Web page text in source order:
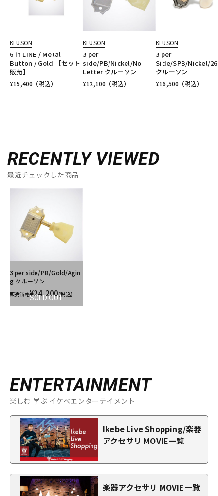
KLUSON
6 in LINE / Metal
Button / Gold 【セット
販売】
¥15,400 （税込）
KLUSON
3 per
side/PB/Nickel/No
Letter クルーソン
¥12,100 （税込）
KLUSON
3 per
Side/SPB/Nickel/
クルーソン
¥16,500 （税込）
RECENTLY VIEWED
最近チェックした商品
SOLD OUT
3 per side/PB/Gold/Agin
g クルーソン
販売価格¥24,200(税込)
ENTERTAINMENT
楽しむ 学ぶ イケベエンターテイメント
Ikebe Live Shopping/楽器
アクセサリ MOVIE一覧
楽器アクセサリ MOVIE一覧